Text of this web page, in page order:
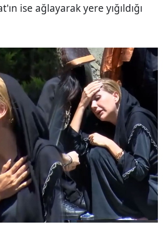
ise ağlayarak yere yığıldığı